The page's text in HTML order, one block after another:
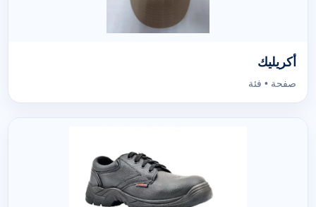
أكريليك
صفحة • فئة